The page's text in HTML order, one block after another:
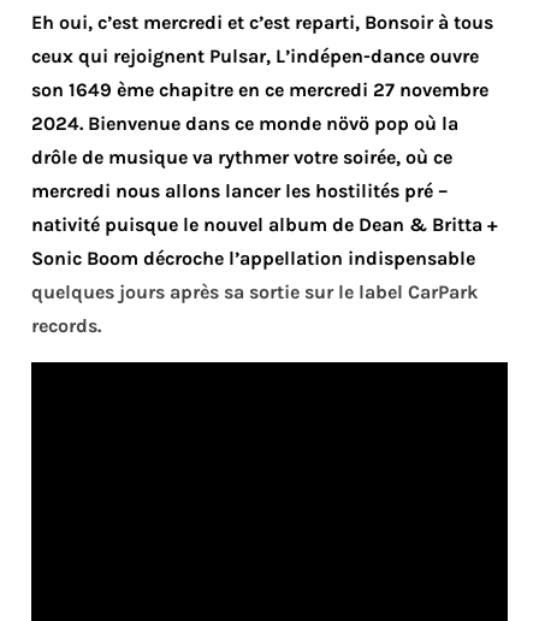
Eh oui, c’est mercredi et c’est reparti, Bonsoir à tous
ceux qui rejoignent Pulsar, L’indépen-dance ouvre
son 1649 ème chapitre en ce mercredi 27 novembre
2024. Bienvenue dans ce monde növö pop où la
drôle de musique va rythmer votre soirée, où ce
mercredi nous allons lancer les hostilités pré –
nativité puisque le nouvel album de Dean & Britta +
Sonic Boom décroche l’appellation indispensable
quelques jours après sa sortie sur le label CarPark
records.